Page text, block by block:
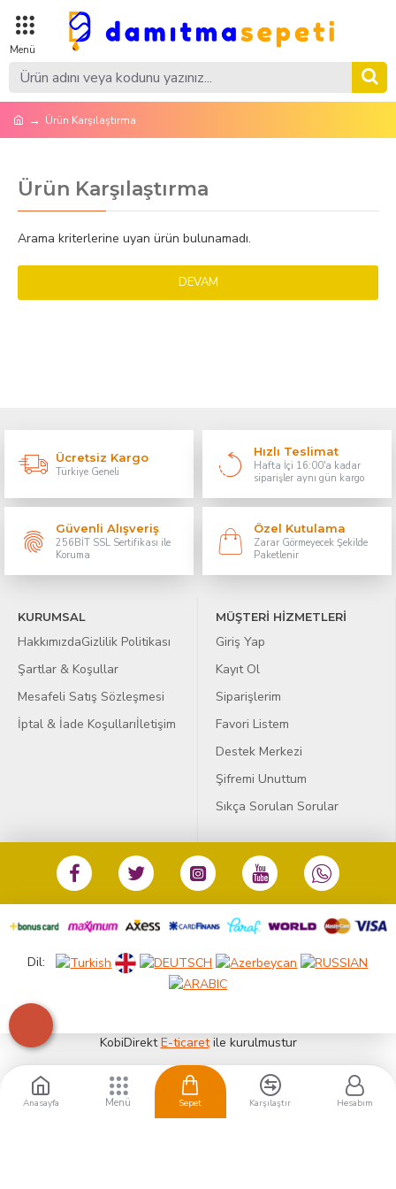
Ürün Karşılaştırma
Ürün Karşılaştırma
Arama kriterlerine uyan ürün bulunamadı.
DEVAM
Ücretsiz Kargo
Türkiye Geneli
Hızlı Teslimat
Hafta İçi 16:00'a kadar
siparişler aynı gün kargo
Güvenli Alışveriş
256BİT SSL Sertifikası ile
Koruma
Özel Kutulama
Zarar Görmeyecek Şekilde
Paketlenir
KURUMSAL
HakkımızdaGizlilik Politikası
Şartlar & Koşullar
Mesafeli Satış Sözleşmesi
İptal & İade Koşullarıİletişim
MÜŞTERİ HİZMETLERİ
Giriş Yap
Kayıt Ol
Siparişlerim
Favori Listem
Destek Merkezi
Şifremi Unuttum
Sıkça Sorulan Sorular
Dil:
KobiDirektE-ticaretile kurulmustur
Anasayfa Sepet Karşılaştır Hesabım